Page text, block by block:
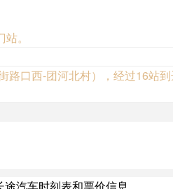
。
路口西-团河北村），经过16站